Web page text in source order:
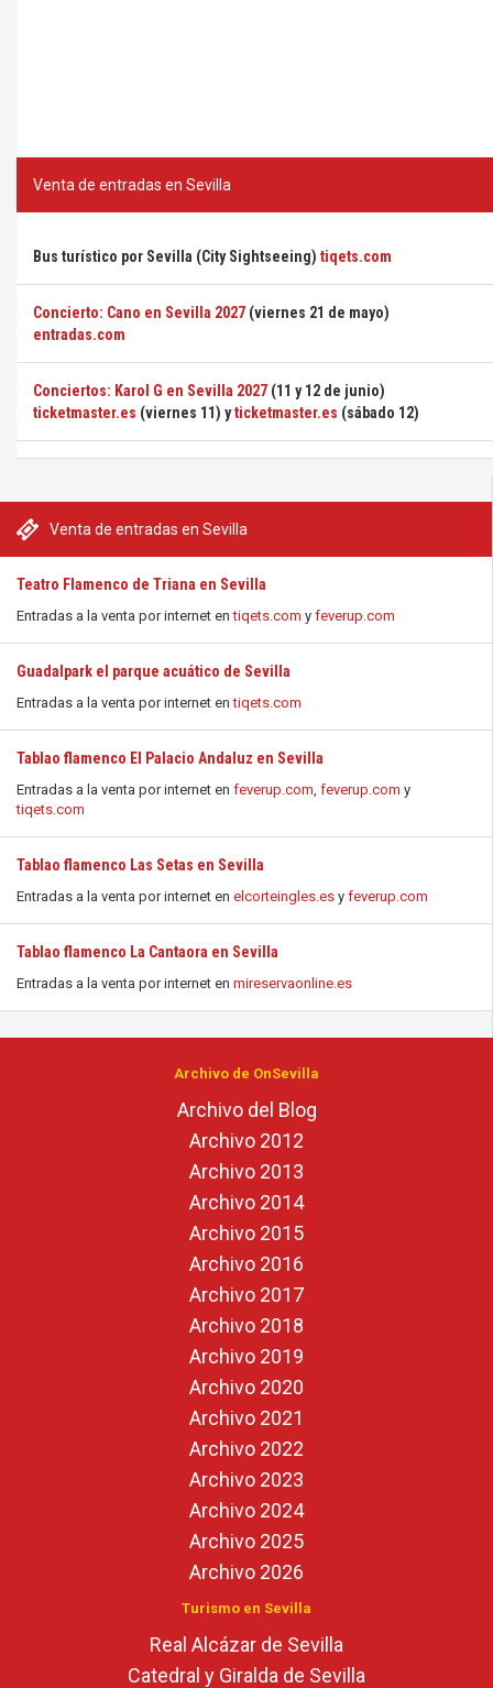
Venta de entradas en Sevilla
Teatro Flamenco de Triana en Sevilla
Entradas a la venta por internet entiqets.com y feverup.com
Guadalpark el parque acuático de Sevilla
Entradas a la venta por internet entiqets.com
Tablao flamenco El Palacio Andaluz en Sevilla
Entradas a la venta por internet en feverup.com, feverup.com y
tiqets.com
Tablao flamenco Las Setas en Sevilla
Entradas a la venta por internet en elcorteingles.es y feverup.com
Tablao flamenco La Cantaora en Sevilla
Entradas a la venta por internet en mireservaonline.es
Venta de entradas en Sevilla
Bus turístico por Sevilla (City Sightseeing) tiqets.com
Concierto: Cano en Sevilla 2027 (viernes 21 de mayo)
entradas.com
Conciertos: Karol G en Sevilla 2027 (11 y 12 de junio)
ticketmaster.es (viernes 11) yticketmaster.es (sábado 12)
Archivo de OnSevilla
Archivo del Blog
Archivo 2012
Archivo 2013
Archivo 2014
Archivo 2015
Archivo 2016
Archivo 2017
Archivo 2018
Archivo 2019
Archivo 2020
Archivo 2021
Archivo 2022
Archivo 2023
Archivo 2024
Archivo 2025
Archivo 2026
Turismo en Sevilla
Real Alcázar de Sevilla
Catedral y Giralda de Sevilla